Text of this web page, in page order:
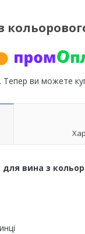
Тепер ви можете
для вина з